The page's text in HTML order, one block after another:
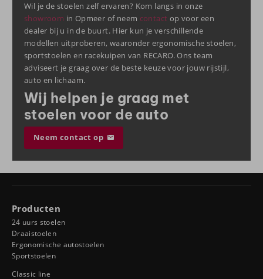
Wil je de stoelen zelf ervaren? Kom langs in onze
showroom in Opmeer of neem contact op voor een
dealer bij u in de buurt. Hier kun je verschillende
modellen uitproberen, waaronder ergonomische stoelen,
sportstoelen en racekuipen van RECARO. Ons team
adviseert je graag over de beste keuze voor jouw rijstijl,
auto en lichaam.
Wij helpen je graag met
stoelen voor de auto
Neem contact op
Producten
24 uurs stoelen
Draaistoelen
Ergonomische autostoelen
Sportstoelen
Classic line